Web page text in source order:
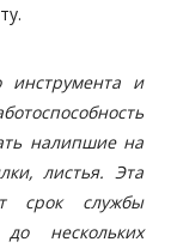
инструмента и
налипшие на
листья. Эта
срок службы
до нескольких